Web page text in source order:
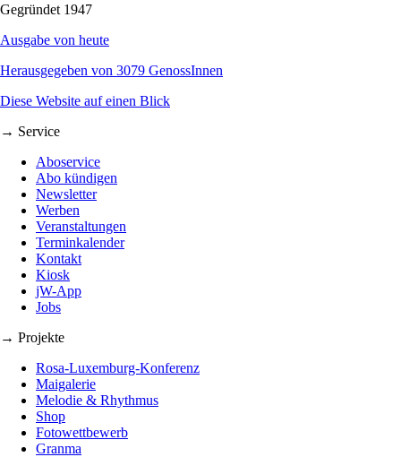
Gegründet 1947
Ausgabe von heute
Herausgegeben von 3079 GenossInnen
Diese Website auf einen Blick
→ Service
Aboservice
Abo kündigen
Newsletter
Werben
Veranstaltungen
Terminkalender
Kontakt
Kiosk
jW-App
Jobs
→ Projekte
Rosa-Luxemburg-Konferenz
Maigalerie
Melodie & Rhythmus
Shop
Fotowettbewerb
Granma